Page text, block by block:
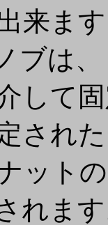
来ま
ブは
して
され
ット
れま